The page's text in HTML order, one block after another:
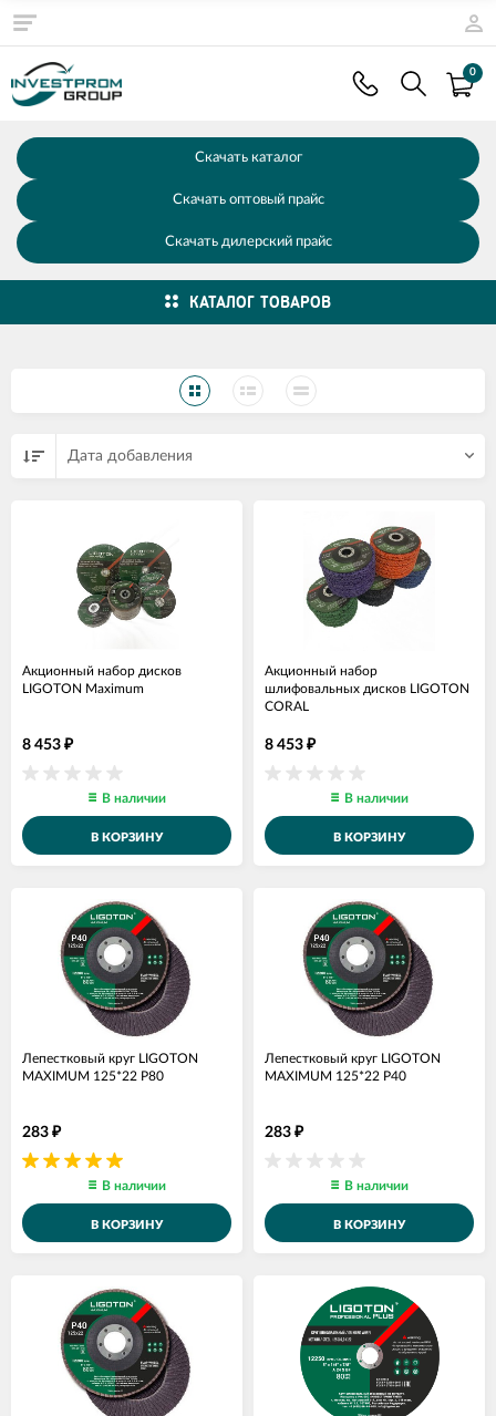
0
Скачать каталог
Скачать оптовый прайс
Скачать дилерский прайс
КАТАЛОГ ТОВАРОВ
Дата добавления
Акционный набор дисков
LIGOTON Maximum
8 453 ₽
В наличии
В КОРЗИНУ
Акционный набор
шлифовальных дисков LIGOTON
CORAL
8 453 ₽
В наличии
В КОРЗИНУ
Лепестковый круг LIGOTON
MAXIMUM 125*22 Р80
283 ₽
В наличии
В КОРЗИНУ
Лепестковый круг LIGOTON
MAXIMUM 125*22 Р40
283 ₽
В наличии
В КОРЗИНУ